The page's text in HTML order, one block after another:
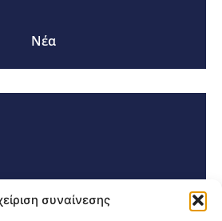
συναίνεσης
Νέα